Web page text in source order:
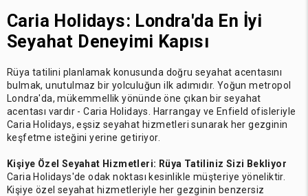
Caria Holidays: Londra'da En İyi
Seyahat Deneyimi Kapısı
Rüya tatilini planlamak konusunda doğru seyahat acentasını
bulmak, unutulmaz bir yolculuğun ilk adımıdır. Yoğun metropol
Londra'da, mükemmellik yönünde öne çıkan bir seyahat
acentası vardır - Caria Holidays. Harrangay ve Enfield ofisleriyle
Caria Holidays, eşsiz seyahat hizmetleri sunarak her gezginin
keşfetme isteğini yerine getiriyor.
Kişiye Özel Seyahat Hizmetleri: Rüya Tatiliniz Sizi Bekliyor
Caria Holidays'de odak noktası kesinlikle müşteriye yöneliktir.
Kişiye özel seyahat hizmetleriyle her gezginin benzersiz